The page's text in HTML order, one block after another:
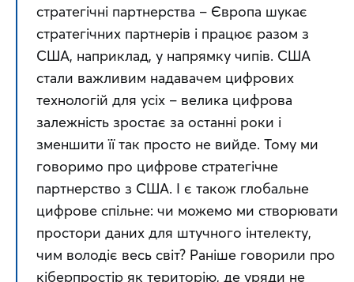
стратегічні партнерства – Європа шукає
стратегічних партнерів і працює разом з
США, наприклад, у напрямку чипів. США
стали важливим надавачем цифрових
технологій для усіх – велика цифрова
залежність зростає за останні роки і
зменшити її так просто не вийде. Тому ми
говоримо про цифрове стратегічне
партнерство з США. І є також глобальне
цифрове спільне: чи можемо ми створювати
простори даних для штучного інтелекту,
чим володіє весь світ? Раніше говорили про
кіберпростір як територію, де уряди не